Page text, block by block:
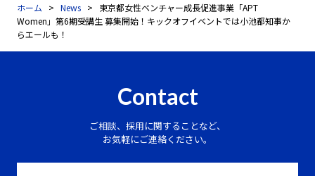
ホーム News
東京都女性ベンチャー成長促進事業「APT
Women」第6期受講生 募集開始！キックオフイベントでは小池都知事か
らエールも！
Contact
ご相談、採用に関することなど、
お気軽にご連絡ください。